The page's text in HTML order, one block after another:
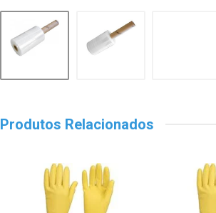
Produtos Relacionados